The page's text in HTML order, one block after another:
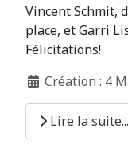
Vincent Schmit,
place, et Garri
Félicitations!
Création : 4
Lire la suite...